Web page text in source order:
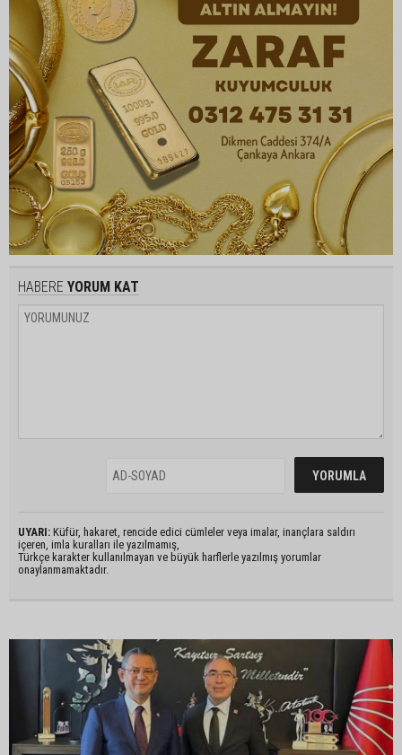
HABERE YORUM KAT
UYARI: Küfür, hakaret, rencide edici cümleler veya imalar, inançlara saldırı
içeren, imla kuralları ile yazılmamış,
Türkçe karakter kullanılmayan ve büyük harflerle yazılmış yorumlar
onaylanmamaktadır.